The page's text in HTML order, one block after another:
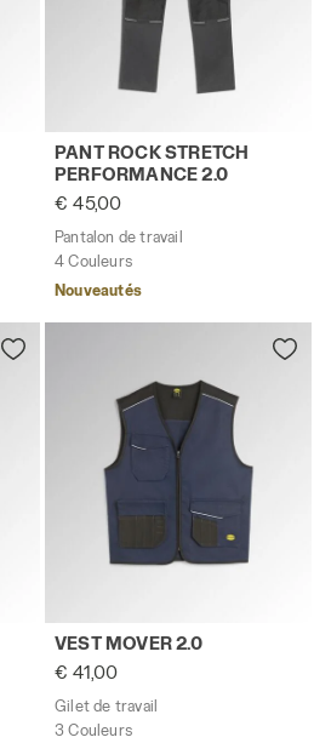
ROCK STRETCH
Pantalon de travail PANT
PANT ROCK STRETCH
PERFORMANCE 2.0
€ 45,00
Pantalon de travail
4 Couleurs
Nouveautés
POLY 2.0 BLEU CABAN -
Gilet de travail VEST
VEST MOVER 2.0
€ 41,00
Gilet de travail
3 Couleurs